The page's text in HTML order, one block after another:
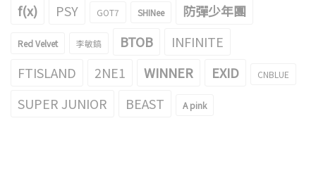
f(x) PSY GOT7 SHINee 防彈少年團
Red Velvet 李敏鎬 BTOB
INFINITE
FTISLAND
2NE1 WINNER EXID CNBLUE
SUPER JUNIOR BEAST A pink